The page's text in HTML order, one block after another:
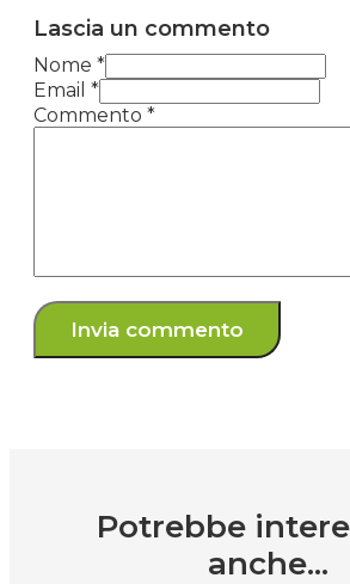
Lascia un commento
Nome *
Email *
Commento *
Potrebbe
anche...